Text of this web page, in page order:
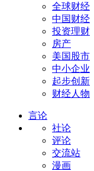
全球财经
中国财经
投资理财
房产
美国股市
中小企业
起步创新
财经人物
言论
社论
评论
交流站
漫画